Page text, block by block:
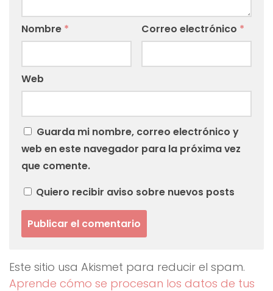
Nombre * Correo electrónico *
Web
Guarda mi nombre, correo electrónico y
web en este navegador para la próxima vez
que comente.
Quiero recibir aviso sobre nuevos posts
Este sitio usa Akismet para reducir el spam.
Aprende cómo se procesan los datos de tus